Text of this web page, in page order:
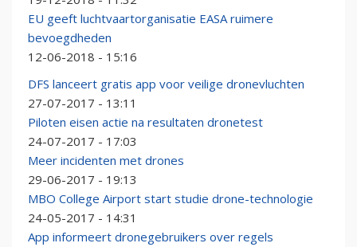
EU geeft luchtvaartorganisatie EASA ruimere
bevoegdheden
12-06-2018 - 15:16
DFS lanceert gratis app voor veilige dronevluchten
27-07-2017 - 13:11
Piloten eisen actie na resultaten dronetest
24-07-2017 - 17:03
Meer incidenten met drones
29-06-2017 - 19:13
MBO College Airport start studie drone-technologie
24-05-2017 - 14:31
App informeert dronegebruikers over regels